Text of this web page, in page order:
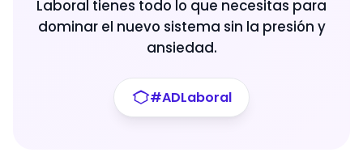
Laboral tienes todo lo que necesitas para
dominar el nuevo sistema sin la presión y
ansiedad.
#ADLaboral